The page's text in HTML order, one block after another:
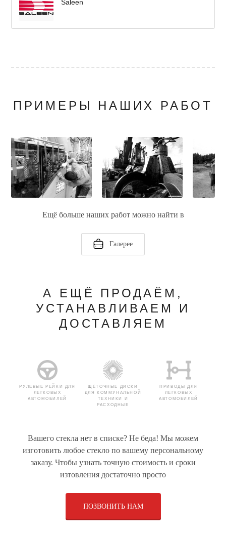
Saleen
ПРИМЕРЫ НАШИХ РАБОТ
Ещё больше наших работ можно найти в
Галерее
А ЕЩЁ ПРОДАЁМ,
УСТАНАВЛИВАЕМ И
ДОСТАВЛЯЕМ
РУЛЕВЫЕ РЕЙКИ ДЛЯ
ЛЕГКОВЫХ
АВТОМОБИЛЕЙ
ЩЁТОЧНЫЕ ДИСКИ
ДЛЯ КОММУНАЛЬНОЙ
ТЕХНИКИ И
РАСХОДНЫЕ
ПРИВОДЫ ДЛЯ
ЛЕГКОВЫХ
АВТОМОБИЛЕЙ
СПЕЦТЕХНИКИ
И ЯХТ
ГРУЗОВЫХ
СТЕКЛЯННЫЕ
ЩЁТОЧНЫХ ДИСКОВ И
Вашего стекла нет в списке? Не беда! Мы можем
изготовить любое стекло по вашему персональному
заказу. Чтобы узнать точную стоимость и сроки
изтовления достаточно просто
ПОЗВОНИТЬ НАМ